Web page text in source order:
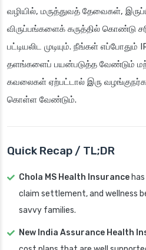
வழியில், மருத்துவத் தேவைகள்,
விருப்பங்களைக் கருத்தில் கொண்டு
பட்டியலிட முடியும். நீங்கள் எப்போதும்
தளங்களைப் பயன்படுத்த வேண்டும்
கவலைகள் ஏற்பட்டால் இரு
கொள்ள வேண்டும்.
Quick Recap / TL;DR
Chola MS Health Insurance
claim settlement, and wellness
savvy families.
New India Assurance Health